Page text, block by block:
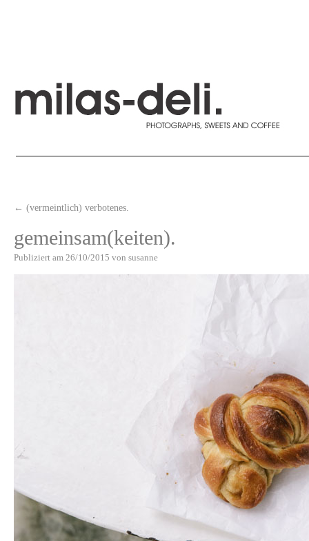
← (vermeintlich) verbotenes.
gemeinsam(keiten).
Publiziert am 26/10/2015 von susanne